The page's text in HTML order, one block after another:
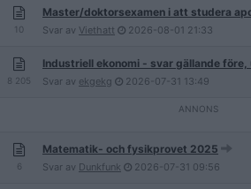
10
Master/doktorsexamen i att studera
Svar av Viethatt 2026-08-01 21:33
8 205
Industriell ekonomi - svar gällande
Svar av ekgekg 2026-07-31 13:49
6
Matematik- och fysikprovet 2025
Svar av Dunkfunk 2026-07-31 09:56